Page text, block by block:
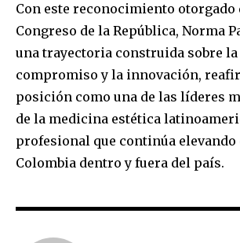
Con este reconocimiento otorgado
Congreso de la República, Norma
una trayectoria construida sobre
compromiso y la innovación,
posición como una de las líderes
de la medicina estética
profesional que continúa elevando
Colombia dentro y fuera del país.